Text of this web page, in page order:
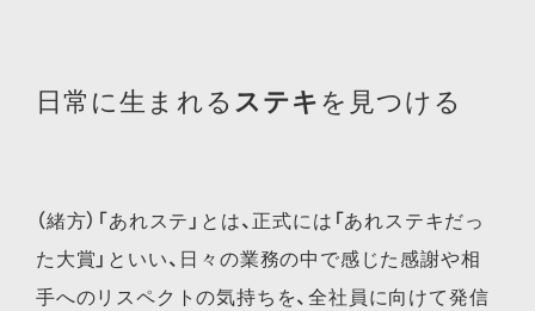
日常に生まれる ステキを見つける
（緒方）「あれステ」とは、正式には「あれステキだっ
た大賞」といい、日々の業務の中で感じた感謝や相
手へのリスペクトの気持ちを、全社員に向けて発信